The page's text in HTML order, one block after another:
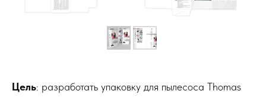
Цель: разработать упаковку для пылесоса Thomas